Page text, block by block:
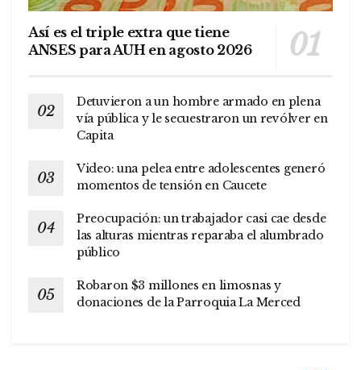
Así es el triple extra que tiene
ANSES para AUH en agosto 2026
Detuvieron a un hombre armado en plena
vía pública y le secuestraron un revólver en
Capita
Video: una pelea entre adolescentes generó
momentos de tensión en Caucete
Preocupación: un trabajador casi cae desde
las alturas mientras reparaba el alumbrado
público
Robaron $3 millones en limosnas y
donaciones de la Parroquia La Merced